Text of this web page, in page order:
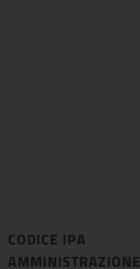
CODICE IPA
AMMINISTRAZIONE